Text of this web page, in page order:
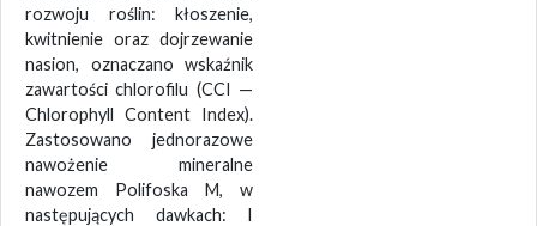
rozwoju roślin: kłoszenie,
kwitnienie oraz dojrzewanie
nasion, oznaczano wskaźnik
zawartości chlorofilu (CCI —
Chlorophyll Content Index).
Zastosowano jednorazowe
nawożenie mineralne
nawozem Polifoska M, w
następujących dawkach: I